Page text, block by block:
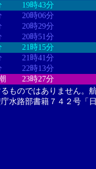
19時43分
20時06分
20時29分
20時51分
21時15分
21時41分
22時13分
23時27分
ものではありません。
水路部書籍７４２号「